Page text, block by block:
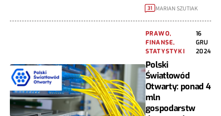
31 MARIAN SZUTIAK
PRAWO,
FINANSE,
STATYSTYKI
16
GRU
2024
Polski
Światłowód
Otwarty: ponad 4
mln
gospodarstw